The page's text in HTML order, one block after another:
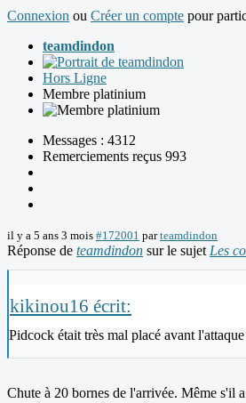
Connexion ou Créer un compte pour
teamdindon
Hors Ligne
Membre platinium
Messages : 4312
Remerciements reçus 993
il y a 5 ans 3 mois #172001 parteamdindon
Réponse de teamdindon sur le sujet Les
kikinou16 écrit:
Pidcock était très mal placé avant
Chute à 20 bornes de l'arrivée. Même s'il